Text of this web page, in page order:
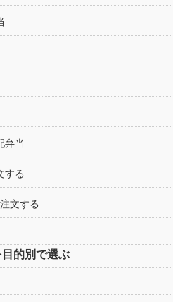
弁当
する
文する
的別で選ぶ